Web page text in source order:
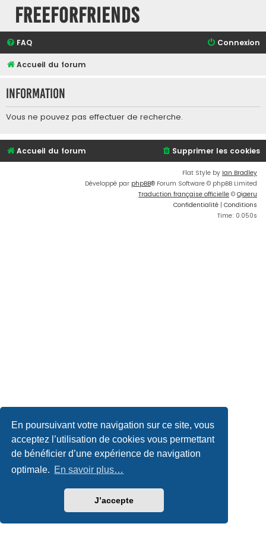
En poursuivant votre navigation sur ce site, vous
acceptez l’utilisation de cookies vous permettant
de bénéficier d’une expérience de navigation
optimale. En savoir plus…
J’accepte
FreeForFriends
FAQ Connexion
Accueil du forum
Information
Vous ne pouvez pas effectuer de recherche.
Accueil du forum Supprimer les cookies
Flat Style by Ian Bradley
Développé par phpBB® Forum Software © phpBB Limited
Traduction française officielle © Qiaeru
Confidentialité | Conditions
Time: 0.050s